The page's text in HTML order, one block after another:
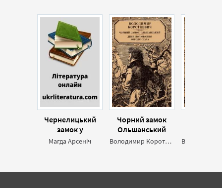
Чернелицький
замок у
міжвоєнний
Магда Арсеніч
Чорний замок
Ольшанський
Володимир Короткевич
Дике